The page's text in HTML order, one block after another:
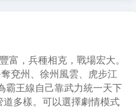
富，兵種相克，戰場宏大。
兗州、徐州風雲、虎步江
霸王線自己靠武力統一天下
多樣。可以選擇劇情模式